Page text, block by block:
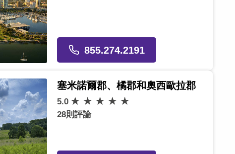
855.274.2191
塞米諾爾郡、橘郡和奧西歐拉郡
5.0
28則評論